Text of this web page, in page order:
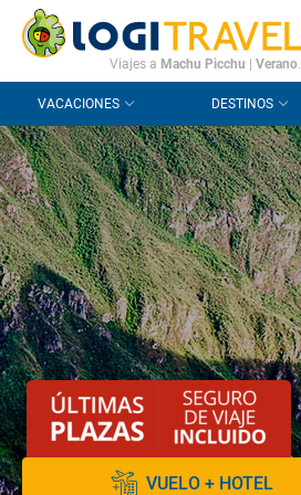
CONTACTO PREGUNTAS FRECUENTES
Viajes a Machu Picchu Verano.
VACACIONES DESTINOS
VUELO + HOTEL